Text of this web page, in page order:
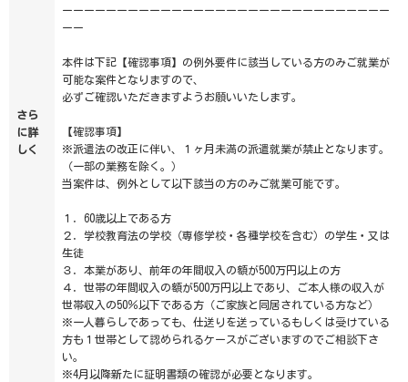
さら
に詳
しく
ーーーーーーーーーーーーーーーーーーーーーーーーーーーーーー
ーー
本件は下記【確認事項】の例外要件に該当している方のみご就業が
可能な案件となりますので、
必ずご確認いただきますようお願いいたします。
【確認事項】
※派遣法の改正に伴い、１ヶ月未満の派遣就業が禁止となります。
（一部の業務を除く。）
当案件は、例外として以下該当の方のみご就業可能です。
１．60歳以上である方
２．学校教育法の学校（専修学校・各種学校を含む）の学生・又は
生徒
３．本業があり、前年の年間収入の額が500万円以上の方
４．世帯の年間収入の額が500万円以上であり、ご本人様の収入が
世帯収入の50％以下である方（ご家族と同居されている方など）
※一人暮らしであっても、仕送りを送っているもしくは受けている
方も１世帯として認められるケースがございますのでご相談下さ
い。
※4月以降新たに証明書類の確認が必要となります。